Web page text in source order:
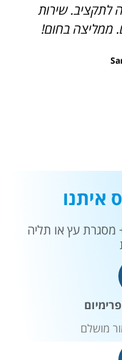
לתקציב. שירות
ממליצה בחום!
איתנו
עץ או תליה
מושלם